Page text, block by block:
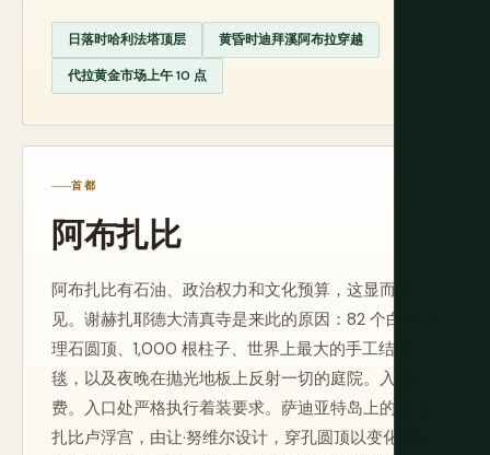
日落时哈利法塔顶层 黄昏时迪拜溪阿布拉穿越
代拉黄金市场上午 10 点
首都
阿布扎比
阿布扎比有石油、政治权力和文化预算，这显而易
见。谢赫扎耶德大清真寺是来此的原因：82 个白色大
理石圆顶、1,000 根柱子、世界上最大的手工结地
毯，以及夜晚在抛光地板上反射一切的庭院。入场免
费。入口处严格执行着装要求。萨迪亚特岛上的阿布
扎比卢浮宫，由让·努维尔设计，穿孔圆顶以变化图案